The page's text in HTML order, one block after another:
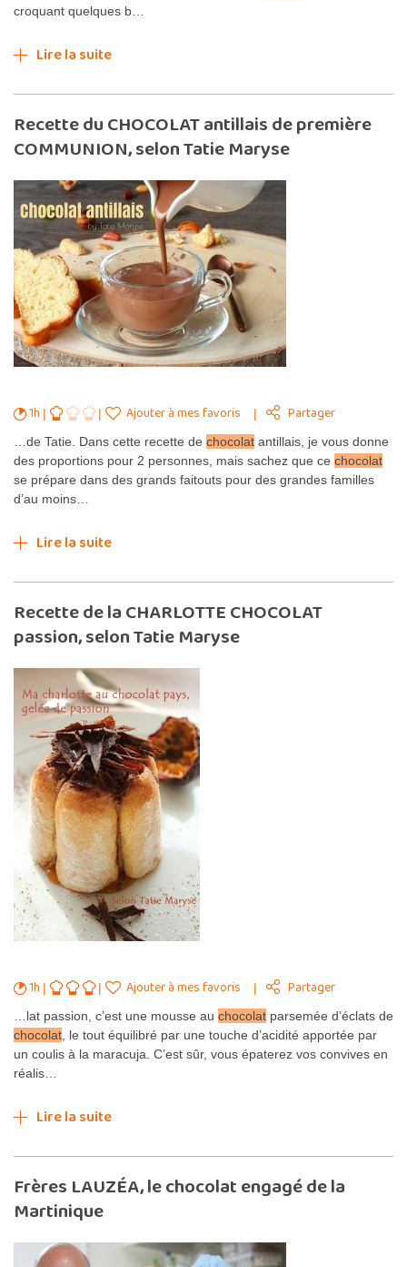
croquant quelques b…
Lire la suite
Recette du CHOCOLAT antillais de première
COMMUNION, selon Tatie Maryse
1h Ajouter à mes favoris Partager
…de Tatie. Dans cette recette de chocolat antillais, je vous donne
des proportions pour 2 personnes, mais sachez que ce chocolat
se prépare dans des grands faitouts pour des grandes familles
d’au moins…
Lire la suite
Recette de la CHARLOTTE CHOCOLAT
passion, selon Tatie Maryse
1h Ajouter à mes favoris Partager
…lat passion, c’est une mousse au chocolat parsemée d’éclats de
chocolat , le tout équilibré par une touche d’acidité apportée par
un coulis à la maracuja. C’est sûr, vous épaterez vos convives en
réalis…
Lire la suite
Frères LAUZÉA, le chocolat engagé de la
Martinique